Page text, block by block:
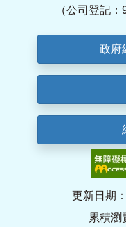
（公司登記
政府
更新日期
累積瀏